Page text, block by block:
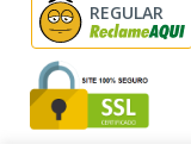
REGULAR